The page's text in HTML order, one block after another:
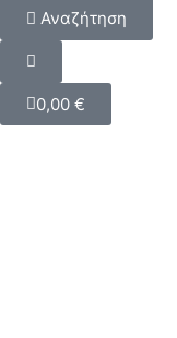
Αναζήτηση
0,00 €